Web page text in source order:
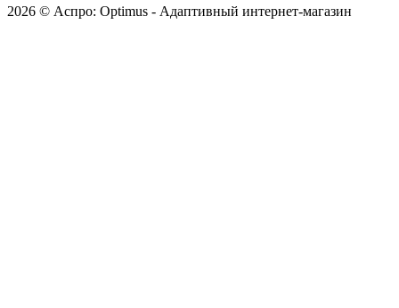
2026 © Аспро: Optimus - Адаптивный интернет-магазин